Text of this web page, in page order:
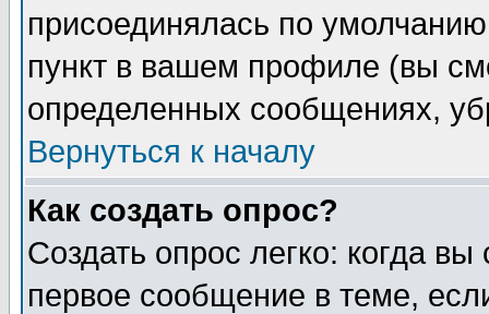
присоединялась по
пункт в вашем профиле (вы
определенных сообщениях,
Вернуться к началу
Как создать опрос?
Создать опрос легко: когда
первое сообщение в теме,